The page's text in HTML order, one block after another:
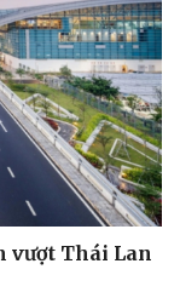
vượt Thái Lan